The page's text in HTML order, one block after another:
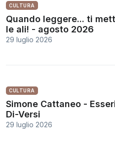
CULTURA
Quando leggere... ti
le ali! - agosto 2026
29 luglio 2026
CULTURA
Simone Cattaneo -
Di-Versi
29 luglio 2026